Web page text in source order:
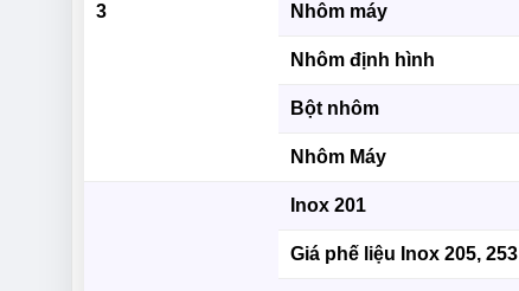
3
Nhôm máy
Nhôm định hình
Bột nhôm
Nhôm Máy
Inox 201
Giá phế liệu Inox 205, 253